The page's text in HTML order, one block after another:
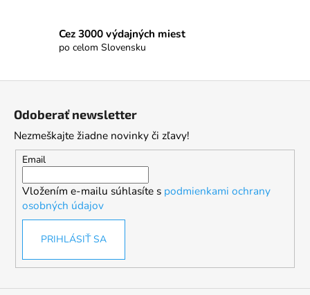
Cez 3000 výdajných miest
po celom Slovensku
Odoberať newsletter
Nezmeškajte žiadne novinky či zľavy!
Email
Vložením e-mailu súhlasíte s podmienkami ochrany
osobných údajov
PRIHLÁSIŤ SA